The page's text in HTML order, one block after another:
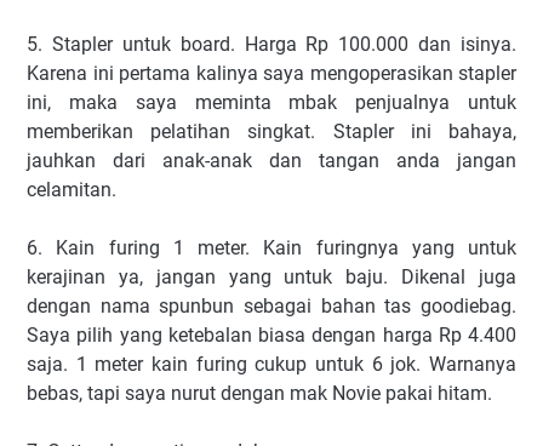
5. Stapler untuk board. Harga Rp 100.000 dan isinya.
Karena ini pertama kalinya saya mengoperasikan stapler
ini, maka saya meminta mbak penjualnya untuk
memberikan pelatihan singkat. Stapler ini bahaya,
jauhkan dari anak-anak dan tangan anda jangan
celamitan.
6. Kain furing 1 meter. Kain furingnya yang untuk
kerajinan ya, jangan yang untuk baju. Dikenal juga
dengan nama spunbun sebagai bahan tas goodiebag.
Saya pilih yang ketebalan biasa dengan harga Rp 4.400
saja. 1 meter kain furing cukup untuk 6 jok. Warnanya
bebas, tapi saya nurut dengan mak Novie pakai hitam.